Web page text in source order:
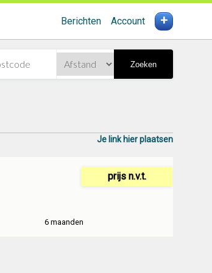
Berichten Account +
Zoeken
Je link hier plaatsen
prijs n.v.t.
6 maanden